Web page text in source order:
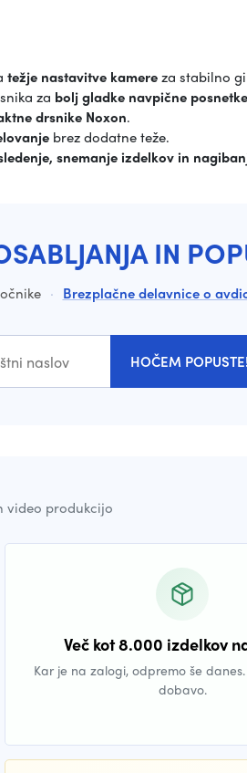
težje nastavitve kamereza stabilno
za bolj gladke navpične posnetke
drsnike Noxon.
brez dodatne teže.
snemanje izdelkov in
IN
· Brezplačne delavnice o
HOČEM POPUSTE!
video produkcijo
Več kot 8.000 izdelkov
Kar je na zalogi, odpremo še
dobavo.